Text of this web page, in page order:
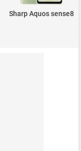
Sharp Aquos sense8